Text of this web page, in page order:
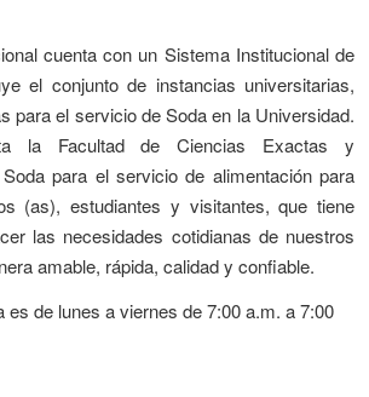
cuenta con un Sistema Institucional de
el conjunto de instancias universitarias,
para el servicio de Soda en la Universidad.
la Facultad de Ciencias Exactas y
para el servicio de alimentación para
(as), estudiantes y visitantes, que tiene
las necesidades cotidianas de nuestros
amable, rápida, calidad y confiable.
es de lunes a viernes de 7:00 a.m. a 7:00